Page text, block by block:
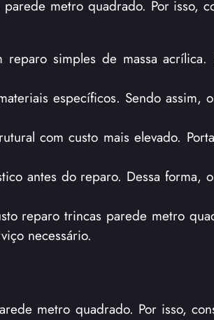
metro quadrado. Por isso,
simples de massa acrílica.
específicos. Sendo assim,
com custo mais elevado.
antes do reparo. Dessa forma,
reparo trincas parede metro
necessário.
metro quadrado. Por isso,